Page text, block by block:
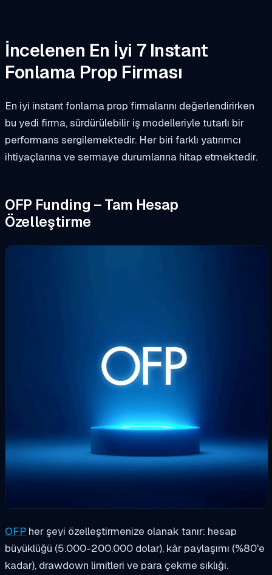
İncelenen En İyi 7 Instant
Fonlama Prop Firması
En iyi instant fonlama prop firmalarını değerlendirirken
bu yedi firma, sürdürülebilir iş modelleriyle tutarlı bir
performans sergilemektedir. Her biri farklı yatırımcı
ihtiyaçlarına ve sermaye durumlarına hitap etmektedir.
OFP Funding – Tam Hesap
Özelleştirme
OFP her şeyi özelleştirmenize olanak tanır: hesap
büyüklüğü (5.000-200.000 dolar), kâr paylaşımı (%80'e
kadar), drawdown limitleri ve para çekme sıklığı.